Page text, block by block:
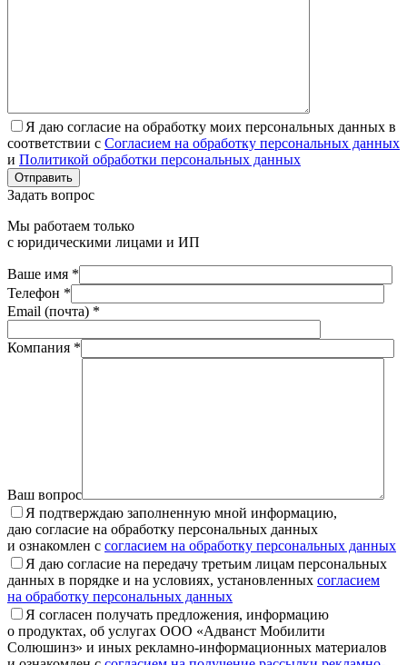
Я даю согласие на обработку моих персональных данных в
соответствии с Согласием на обработку персональных данных
и Политикой обработки персональных данных
Отправить
Задать вопрос
Мы работаем только
с юридическими лицами и ИП
Ваше имя *
Телефон *
Email (почта) *
Компания *
Ваш вопрос
Я подтверждаю заполненную мной информацию,
даю согласие на обработку персональных данных
и ознакомлен с согласием на обработку персональных данных
Я даю согласие на передачу третьим лицам персональных
данных в порядке и на условиях, установленных согласием
на обработку персональных данных
Я согласен получать предложения, информацию
о продуктах, об услугах ООО «Адванст Мобилити
Солюшинз» и иных рекламно-информационных материалов